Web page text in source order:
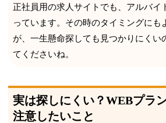
正社員用の求人サイトでも、アルバイ
っています。その時のタイミングにも
が、一生懸命探しても見つかりにくい
てくださいね。
実は探しにくい？WEBプラ
注意したいこと